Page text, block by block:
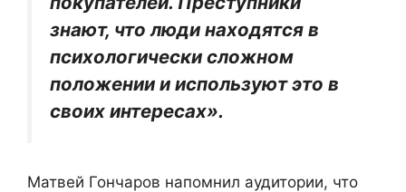
знают, что люди находятся в
психологически сложном
положении и используют это в
своих интересах».
Матвей Гончаров напомнил аудитории, что